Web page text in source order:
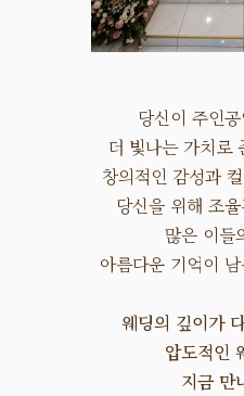
당신이 주인
더 빛나는 가치로
창의적인 감성과
당신을 위해 조
많은 이들
아름다운 기억이
웨딩의 깊이가
압도적인
지금 만